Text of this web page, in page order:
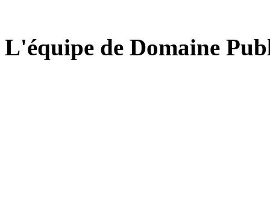
L'équipe de Domaine